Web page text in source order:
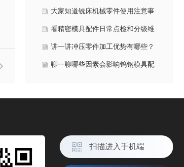
点有哪些？
大家知道铣床机械零件使用注意事
项有哪些方面吗？
看精密模具配件日常点检和分级维
护是什么？
讲一讲冲压零件加工优势有哪些？
聊一聊哪些因素会影响钨钢模具配
扫描进入手机端